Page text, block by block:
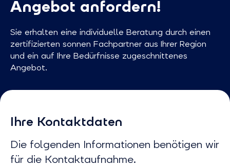
Angebot anfordern!
Sie erhalten eine individuelle Beratung durch einen
zertifizierten sonnen Fachpartner aus Ihrer Region
und ein auf Ihre Bedürfnisse zugeschnittenes
Angebot.
Ihre Kontaktdaten
Die folgenden Informationen benötigen wir
für die Kontaktaufnahme.